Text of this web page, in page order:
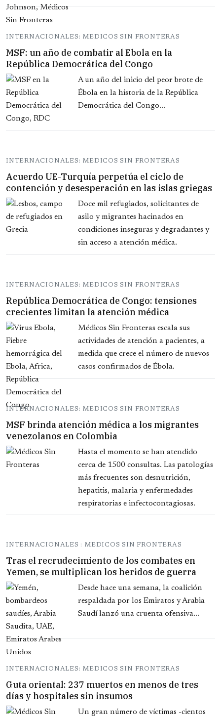
INTERNACIONALES: MEDICOS SIN FRONTERAS
MSF: un año de combatir al Ebola en la
República Democrática del Congo
A un año del inicio del peor brote de
Ébola en la historia de la República
Democrática del Congo...
INTERNACIONALES: MEDICOS SIN FRONTERAS
Acuerdo UE-Turquía perpetúa el ciclo de
contención y desesperación en las islas griegas
Doce mil refugiados, solicitantes de
asilo y migrantes hacinados en
condiciones inseguras y degradantes y
sin acceso a atención médica.
INTERNACIONALES: MEDICOS SIN FRONTERAS
República Democrática de Congo: tensiones
crecientes limitan la atención médica
Médicos Sin Fronteras escala sus
actividades de atención a pacientes, a
medida que crece el número de nuevos
casos confirmados de Ébola.
INTERNACIONALES: MEDICOS SIN FRONTERAS
MSF brinda atención médica a los migrantes
venezolanos en Colombia
Hasta el momento se han atendido
cerca de 1500 consultas. Las patologías
más frecuentes son desnutrición,
hepatitis, malaria y enfermedades
respiratorias e infectocontagiosas.
INTERNACIONALES : MEDICOS SIN FRONTERAS
Tras el recrudecimiento de los combates en
Yemen, se multiplican los heridos de guerra
Desde hace una semana, la coalición
respaldada por los Emiratos y Arabia
Saudí lanzó una cruenta ofensiva...
INTERNACIONALES: MEDICOS SIN FRONTERAS
Guta oriental: 237 muertos en menos de tres
días y hospitales sin insumos
Un gran número de víctimas -cientos